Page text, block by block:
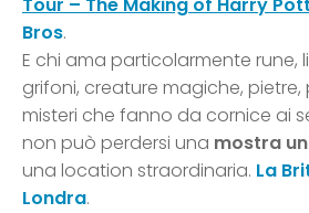
Tour – The Making of Harry
Bros.
E chi ama particolarmente rune,
grifoni, creature magiche, pietre,
misteri che fanno da cornice ai
non può perdersi una mostra
una location straordinaria. La
Londra.